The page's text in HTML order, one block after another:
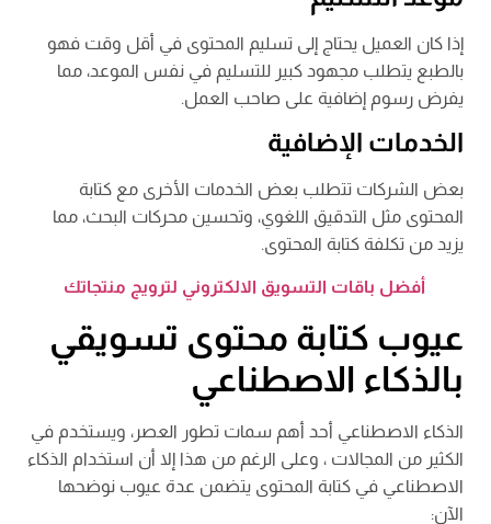
إذا كان العميل يحتاج إلى تسليم المحتوى في أقل وقت فهو
بالطبع يتطلب مجهود كبير للتسليم في نفس الموعد، مما
يفرض رسوم إضافية على صاحب العمل.
الخدمات الإضافية
بعض الشركات تتطلب بعض الخدمات الأخرى مع كتابة
المحتوى مثل التدقيق اللغوي، وتحسين محركات البحث، مما
يزيد من تكلفة كتابة المحتوى.
أفضل باقات التسويق الالكتروني لترويج منتجاتك
عيوب كتابة محتوى تسويقي
بالذكاء الاصطناعي
الذكاء الاصطناعي أحد أهم سمات تطور العصر، ويستخدم في
الكثير من المجالات ، وعلى الرغم من هذا إلا أن استخدام الذكاء
الاصطناعي في كتابة المحتوى يتضمن عدة عيوب نوضحها
الآن: